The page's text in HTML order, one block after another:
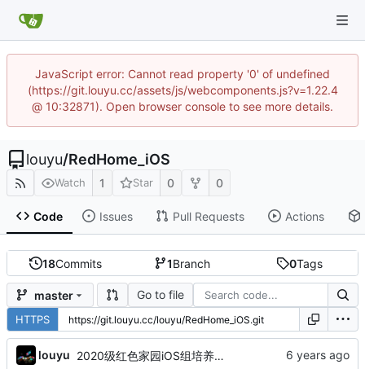
JavaScript error: Cannot read property '0' of undefined
(https://git.louyu.cc/assets/js/webcomponents.js?v=1.22.4
@ 10:32871). Open browser console to see more details.
louyu/RedHome_iOS
Watch 1 Star 0 0
Code Issues Pull Requests Actions
18Commits 1Branch 0Tags
master Go to file
HTTPS
louyu 2020级红色家园iOS组培养计划 V1.2